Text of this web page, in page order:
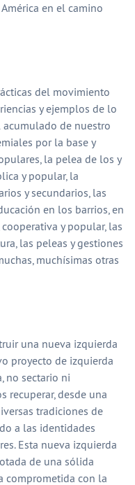
en el camino
del movimiento
y ejemplos de lo
de nuestro
por la base y
la pelea de los y
y popular, la
y secundarios, las
en los barrios, en
y popular, las
las peleas y gestiones
muchísimas otras
una nueva izquierda
proyecto de izquierda
no sectario ni
recuperar, desde una
tradiciones de
a las identidades
Esta nueva izquierda
de una sólida
comprometida con la